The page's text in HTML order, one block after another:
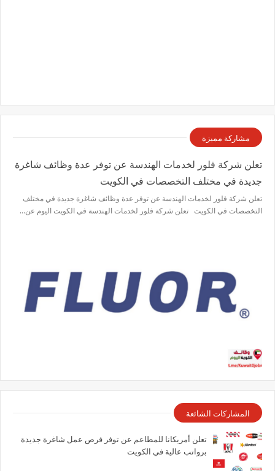
مشاركة مميزة
تعلن شركة فلور لخدمات الهندسة عن توفر عدة وظائف شاغرة
جديدة في مختلف التخصصات في الكويت
تعلن شركة فلور لخدمات الهندسة عن توفر عدة وظائف شاغرة جديدة في مختلف
التخصصات في الكويت تعلن شركة فلور لخدمات الهندسة في الكويت اليوم عن…
المشاركات الشائعة
تعلن أمريكانا للمطاعم عن توفر فرص عمل شاغرة جديدة
برواتب عالية في الكويت